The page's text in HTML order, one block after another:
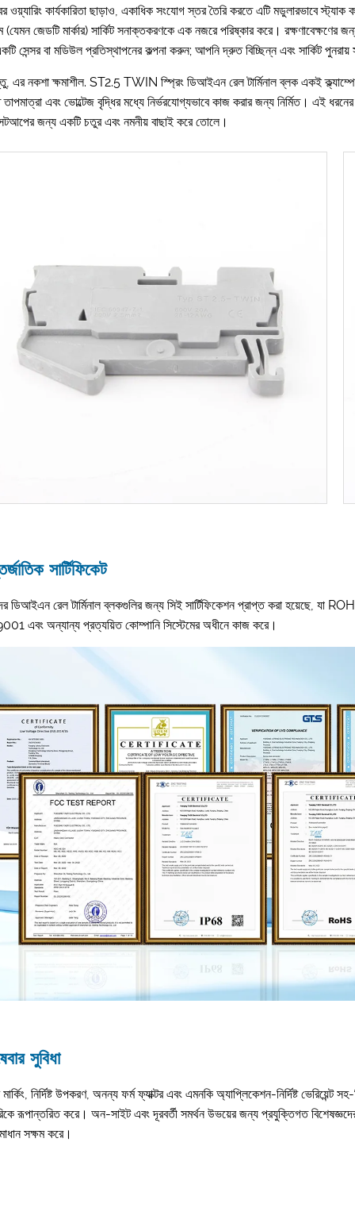
ওয়্যারিং কার্যকারিতা ছাড়াও, একাধিক সংযোগ স্তর তৈরি করতে এটি মডুলারভাবে
(যেমন জেডটি মার্কার) সার্কিট সনাক্তকরণকে এক নজরে পরিষ্কার করে।
সেন্সর বা মডিউল প্রতিস্থাপনের কল্পনা করুন; আপনি দ্রুত বিচ্ছিন্ন এবং সার্কিট
এর নকশা ক্ষমাশীল. ST2.5 TWIN স্প্রিং ডিআইএন রেল টার্মিনাল ব্লক একই
এবং ভোল্টেজ বৃদ্ধির মধ্যে নির্ভরযোগ্যভাবে কাজ করার জন্য নির্মিত। এই
জন্য একটি চতুর এবং নমনীয় বাছাই করে তোলে।
সার্টিফিকেট
ডিআইএন রেল টার্মিনাল ব্লকগুলির জন্য সিই সার্টিফিকেশন প্রাপ্ত করা হয়েছে, যা
এবং অন্যান্য প্রত্যয়িত কোম্পানি সিস্টেমের অধীনে কাজ করে।
সুবিধা
মার্কিং, নির্দিষ্ট উপকরণ, অনন্য ফর্ম ফ্যাক্টর এবং এমনকি অ্যাপ্লিকেশন-নির্দিষ্ট
রূপান্তরিত করে। অন-সাইট এবং দূরবর্তী সমর্থন উভয়ের জন্য প্রযুক্তিগত
সক্ষম করে।